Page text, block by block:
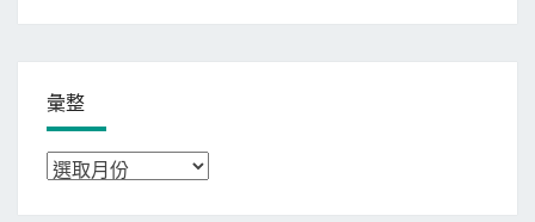
彙整
彙